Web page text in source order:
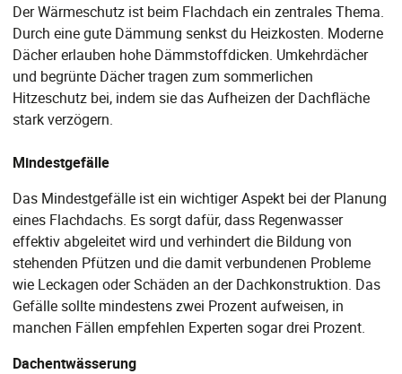
Der Wärmeschutz ist beim Flachdach ein zentrales Thema.
Durch eine gute Dämmung senkst du Heizkosten. Moderne
Dächer erlauben hohe Dämmstoffdicken. Umkehrdächer
und begrünte Dächer tragen zum sommerlichen
Hitzeschutz bei, indem sie das Aufheizen der Dachfläche
stark verzögern.
Mindestgefälle
Das Mindestgefälle ist ein wichtiger Aspekt bei der Planung
eines Flachdachs. Es sorgt dafür, dass Regenwasser
effektiv abgeleitet wird und verhindert die Bildung von
stehenden Pfützen und die damit verbundenen Probleme
wie Leckagen oder Schäden an der Dachkonstruktion. Das
Gefälle sollte mindestens zwei Prozent aufweisen, in
manchen Fällen empfehlen Experten sogar drei Prozent.
Dachentwässerung